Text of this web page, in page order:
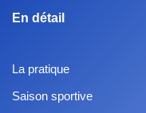
En détail
La pratique
Saison sportive